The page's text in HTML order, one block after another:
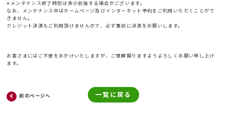
※メンテナンス終了時刻は多少前後する場合がございます。
なお、メンテナンス中はホームページ及びインターネット予約をご利用いただくことがで
きません。
クレジット決済もご利用頂けませんので、必ず事前に決済をお願いします。
お客さまにはご不便をおかけいたしますが、ご理解賜りますようよろしくお願い申し上げ
ます。
前のページへ 一覧に戻る